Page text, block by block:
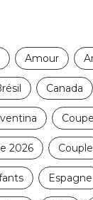
Amour
Canada
2026 Couple
Espagne